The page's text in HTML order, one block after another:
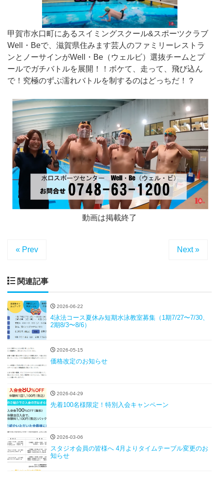
甲賀市水口町にあるスイミングスクール&スポーツクラブ
Well・Beで、滋賀県住みます芸人のファミリーレストラ
ンとノーサインがWell・Be（ウェルビ）選抜チームとプ
ールでガチバトルを展開！！ボケて、走って、飛び込ん
で！究極のずぶ濡れバトルを制するのはどっちだ！？
動画は掲載終了
« Prev Next »
関連記事
2026-06-22
4泳法コース夏休み短期水泳教室募集（1期7/27〜7/30、
2期8/3〜8/6）
2026-05-15
価格改定のお知らせ
2026-04-29
先着100名様限定！特別入会キャンペーン
2026-03-06
スタジオ会員の皆様へ 4月よりタイムテーブル変更のお
知らせ